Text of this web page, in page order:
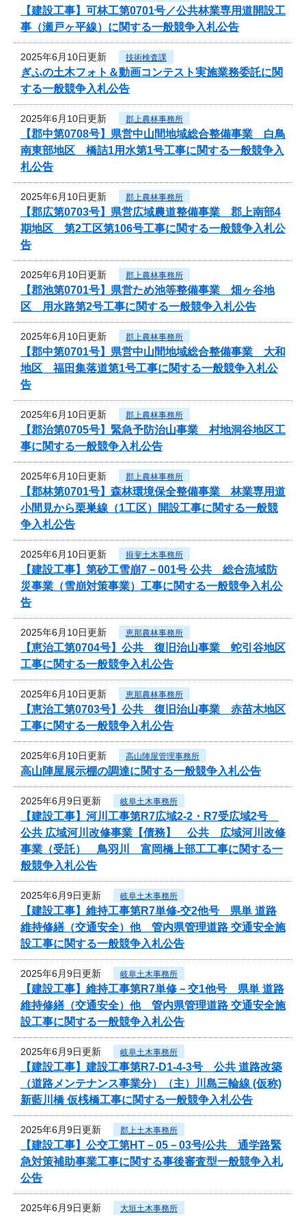
【建設工事】可林工第0701号／公共林業専用道開設工
事（瀬戸ヶ平線）に関する一般競争入札公告
2025年6月10日更新 技術検査課
ぎふの土木フォト＆動画コンテスト実施業務委託に関
する一般競争入札公告
2025年6月10日更新 郡上農林事務所
【郡中第0708号】県営中山間地域総合整備事業 白鳥
南東部地区 橋詰1用水第1号工事に関する一般競争入
札公告
2025年6月10日更新 郡上農林事務所
【郡広第0703号】県営広域農道整備事業 郡上南部4
期地区 第2工区第106号工事に関する一般競争入札公
告
2025年6月10日更新 郡上農林事務所
【郡池第0701号】県営ため池等整備事業 畑ヶ谷地
区 用水路第2号工事に関する一般競争入札公告
2025年6月10日更新 郡上農林事務所
【郡中第0701号】県営中山間地域総合整備事業 大和
地区 福田集落道第1号工事に関する一般競争入札公
告
2025年6月10日更新 郡上農林事務所
【郡治第0705号】緊急予防治山事業 村地洞谷地区工
事に関する一般競争入札公告
2025年6月10日更新 郡上農林事務所
【郡林第0701号】森林環境保全整備事業 林業専用道
小間見から栗巣線（1工区）開設工事に関する一般競
争入札公告
2025年6月10日更新 揖斐土木事務所
【建設工事】第砂工雪崩7－001号 公共 総合流域防
災事業（雪崩対策事業）工事に関する一般競争入札公
告
2025年6月10日更新 恵那農林事務所
【恵治工第0704号】公共 復旧治山事業 蛇引谷地区
工事に関する一般競争入札公告
2025年6月10日更新 恵那農林事務所
【恵治工第0703号】公共 復旧治山事業 赤苗木地区
工事に関する一般競争入札公告
2025年6月10日更新 高山陣屋管理事務所
高山陣屋展示棚の調達に関する一般競争入札公告
2025年6月9日更新 岐阜土木事務所
【建設工事】河川工事第R7広域2-2・R7受広域2号
公共 広域河川改修事業【債務】 公共 広域河川改修
事業（受託） 鳥羽川 富岡橋上部工工事に関する一
般競争入札公告
2025年6月9日更新 岐阜土木事務所
【建設工事】維持工事第R7単修-交2他号 県単 道路
維持修繕（交通安全）他 管内県管理道路 交通安全施
設工事に関する一般競争入札公告
2025年6月9日更新 岐阜土木事務所
【建設工事】維持工事第R7単修－交1他号 県単 道路
維持修繕（交通安全）他 管内県管理道路 交通安全施
設工事に関する一般競争入札公告
2025年6月9日更新 岐阜土木事務所
【建設工事】建設工事第R7-D1-4-3号 公共 道路改築
（道路メンテナンス事業分）（主）川島三輪線 (仮称)
新藍川橋 仮桟橋工事に関する一般競争入札公告
2025年6月9日更新 郡上土木事務所
【建設工事】公交工第HT－05－03号/公共 通学路緊
急対策補助事業工事に関する事後審査型一般競争入札
公告
2025年6月9日更新 大垣土木事務所